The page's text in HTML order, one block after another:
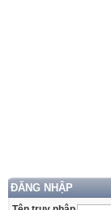
ĐĂNG NHẬP